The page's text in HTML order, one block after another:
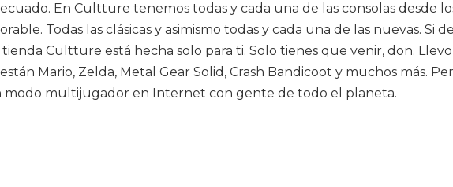
En Cultture tenemos todas y cada una de las consolas desde
Todas las clásicas y asimismo todas y cada una de las nuevas. Si
Cultture está hecha solo para ti. Solo tienes que venir, don.
Mario, Zelda, Metal Gear Solid, Crash Bandicoot y muchos más.
modo multijugador en Internet con gente de todo el planeta.